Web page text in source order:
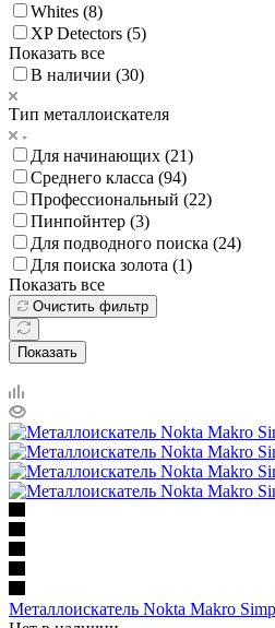
Whites (8)
XP Detectors (5)
Показать все
В наличии (30)
Тип металлоискателя
Для начинающих (21)
Среднего класса (94)
Профессиональный (22)
Пинпойнтер (3)
Для подводного поиска (24)
Для поиска золота (1)
Показать все
Очистить фильтр
Показать
Металлоискатель Nokta Makro